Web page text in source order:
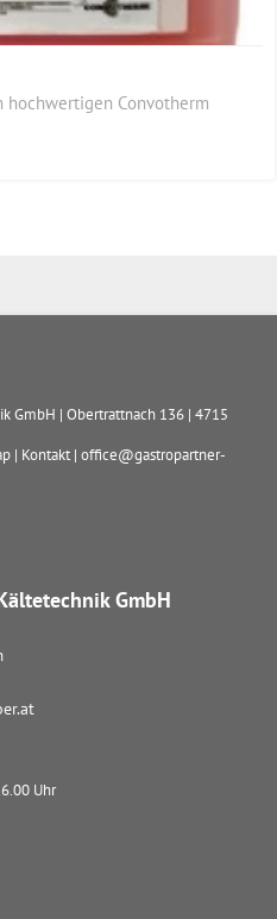
hochwertigen Convotherm
GmbH |Obertrattnach 136 |4715
| Kontakt |office@gastropartner-
GmbH
Uhr